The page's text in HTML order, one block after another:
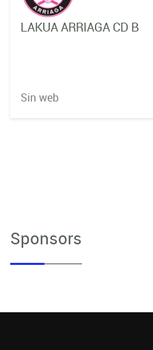
LAKUA ARRIAGA CD B
Sin web
Sponsors